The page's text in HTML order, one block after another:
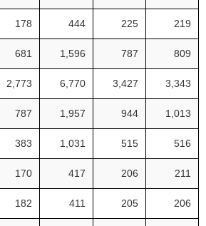
178 444 225 219
681 1,596 787 809
2,773 6,770 3,427 3,343
787 1,957 944 1,013
383 1,031 515 516
170 417 206 211
182 411 205 206